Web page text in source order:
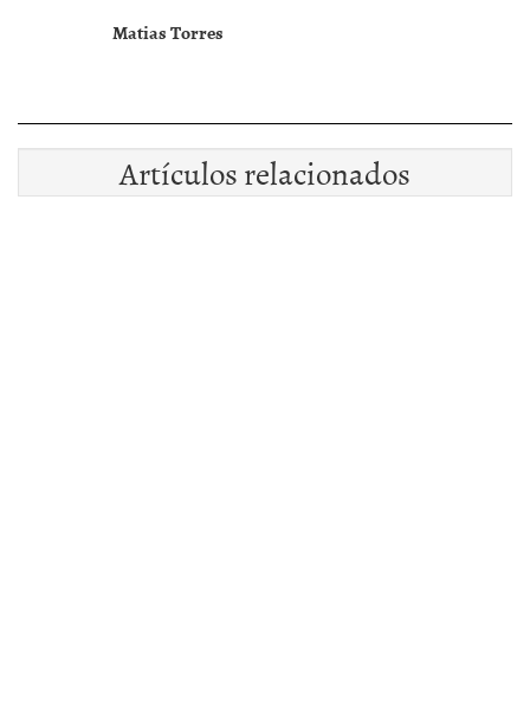
Matias Torres
Artículos relacionados